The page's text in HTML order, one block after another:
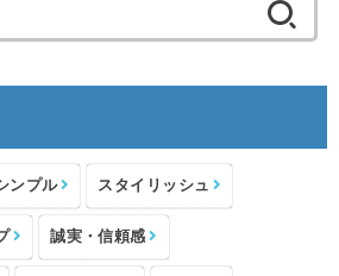
索:
ンプル スタイリッシュ
誠実・信頼感